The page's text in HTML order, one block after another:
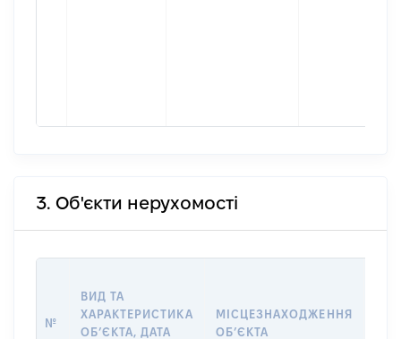
3. Об'єкти нерухомості
№
ВИД ТА
ХАРАКТЕРИСТИКА
ОБʼЄКТА, ДАТА
МІСЦЕЗНАХОДЖЕННЯ
ОБʼЄКТА